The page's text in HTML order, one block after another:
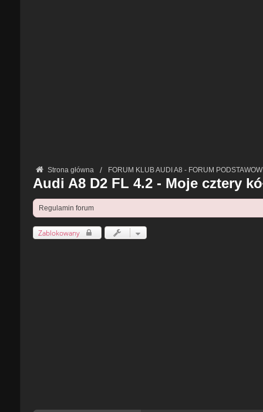
Strona główna FORUM KLUB AUDI A8 - FORUM
Audi A8 D2 FL 4.2 - Moje cztery
Regulamin forum
Zablokowany